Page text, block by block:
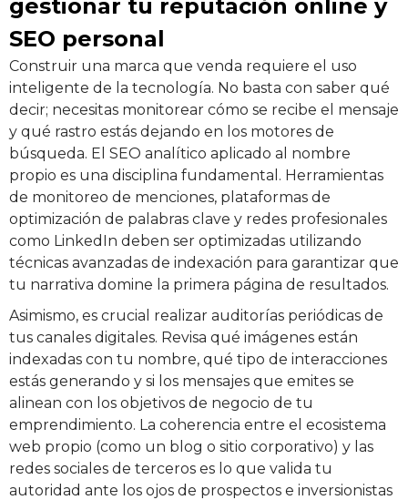
gestionar tu reputación online y
SEO personal
Construir una marca que venda requiere el uso
inteligente de la tecnología. No basta con saber qué
decir; necesitas monitorear cómo se recibe el mensaje
y qué rastro estás dejando en los motores de
búsqueda. El SEO analítico aplicado al nombre
propio es una disciplina fundamental. Herramientas
de monitoreo de menciones, plataformas de
optimización de palabras clave y redes profesionales
como LinkedIn deben ser optimizadas utilizando
técnicas avanzadas de indexación para garantizar que
tu narrativa domine la primera página de resultados.
Asimismo, es crucial realizar auditorías periódicas de
tus canales digitales. Revisa qué imágenes están
indexadas con tu nombre, qué tipo de interacciones
estás generando y si los mensajes que emites se
alinean con los objetivos de negocio de tu
emprendimiento. La coherencia entre el ecosistema
web propio (como un blog o sitio corporativo) y las
redes sociales de terceros es lo que valida tu
autoridad ante los ojos de prospectos e inversionistas